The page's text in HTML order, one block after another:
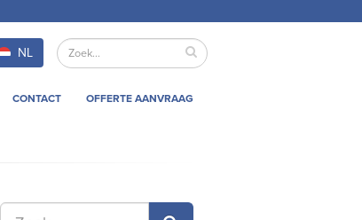
NL
CONTACT OFFERTE AANVRAAG